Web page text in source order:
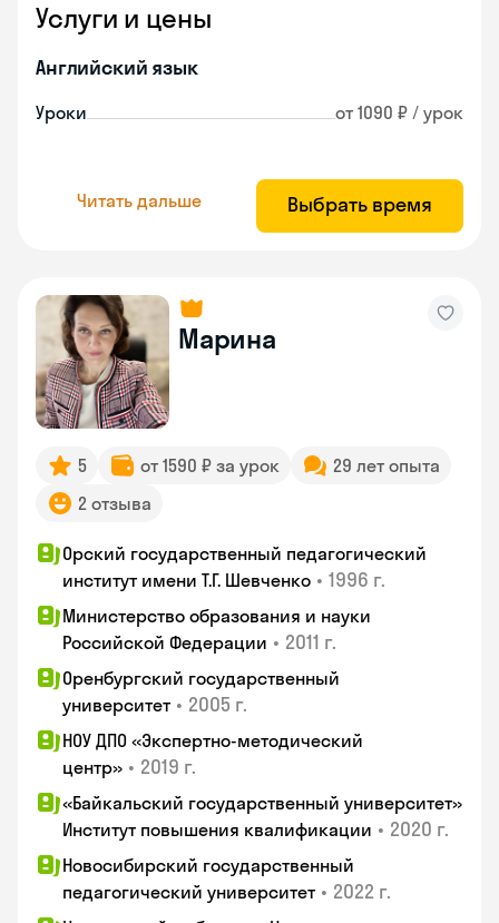
Услуги и цены
Английский язык
Уроки от 1090 ₽ / урок
Читать дальше Выбрать время
Марина
5 от 1590 ₽ за урок
29 лет опыта
2 отзыва
Орский государственный педагогический
институт имени Т.Г. Шевченко • 1996 г.
Министерство образования и науки
Российской Федерации • 2011 г.
Оренбургский государственный
университет • 2005 г.
НОУ ДПО «Экспертно-методический
центр» • 2019 г.
«Байкальский государственный университет»
Институт повышения квалификации • 2020 г.
Новосибирский государственный
педагогический университет • 2022 г.